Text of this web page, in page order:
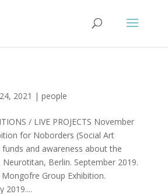
2021 | people
/ LIVE PROJECTS November
for Noborders (Social Art
and awareness about the
Berlin. September 2019.
Group Exhibition.
2019....